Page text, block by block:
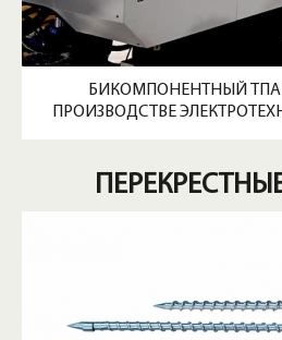
БИКОМПОНЕНТНЫЙ ТПА
ПРОИЗВОДСТВЕ